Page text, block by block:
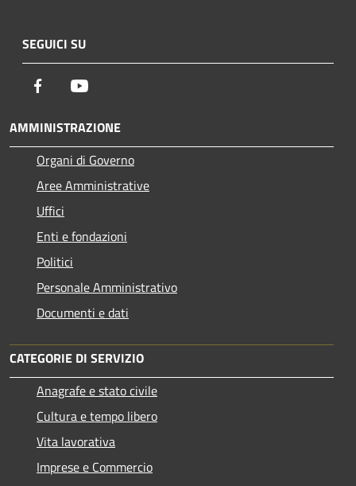
SEGUICI SU
Facebook
AMMINISTRAZIONE
Organi di Governo
Aree Amministrative
Uffici
Enti e fondazioni
Politici
Personale Amministrativo
Documenti e dati
CATEGORIE DI SERVIZIO
Anagrafe e stato civile
Cultura e tempo libero
Vita lavorativa
Imprese e Commercio